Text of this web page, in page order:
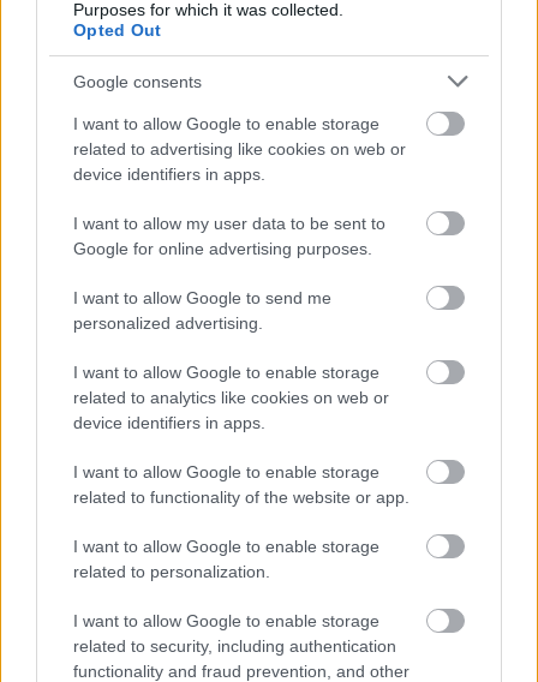
Purposes for which it was collected.
Opted Out
Google consents
I want to allow Google to enable storage
related to advertising like cookies on web or
device identifiers in apps.
I want to allow my user data to be sent to
Google for online advertising purposes.
I want to allow Google to send me
personalized advertising.
I want to allow Google to enable storage
related to analytics like cookies on web or
device identifiers in apps.
I want to allow Google to enable storage
related to functionality of the website or app.
I want to allow Google to enable storage
related to personalization.
I want to allow Google to enable storage
related to security, including authentication
functionality and fraud prevention, and other
Franco Casoni, egy szobrász és fafaragó, aki
Chiavariban, Genovától délre a Ligúr parton él és ő
az egyike azon keveveseknek akik a corzetti nevű
ligúr tészta érmék díszítésére szolgáló formákat
faragják.
Visszatérve a sorsolásra: családom felügyeletével
zajlott, imádott keresztlányom húzta ki a
szerencsést, akinek ezúton gratulálunk és kívánjuk,
hogy általa sok csodában legyen része. :) Babett,
Viktor és Petra